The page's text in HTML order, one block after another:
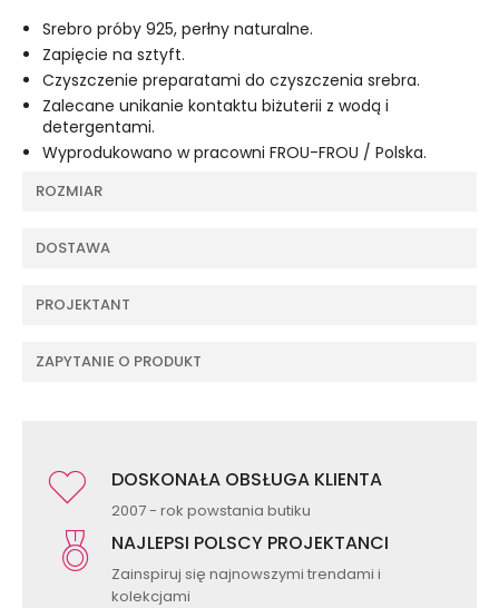
Srebro próby 925, perłny naturalne.
Zapięcie na sztyft.
Czyszczenie preparatami do czyszczenia srebra.
Zalecane unikanie kontaktu biżuterii z wodą i
detergentami.
Wyprodukowano w pracowni FROU-FROU / Polska.
ROZMIAR
DOSTAWA
PROJEKTANT
ZAPYTANIE O PRODUKT
DOSKONAŁA OBSŁUGA KLIENTA
2007 - rok powstania butiku
NAJLEPSI POLSCY PROJEKTANCI
Zainspiruj się najnowszymi trendami i
kolekcjami